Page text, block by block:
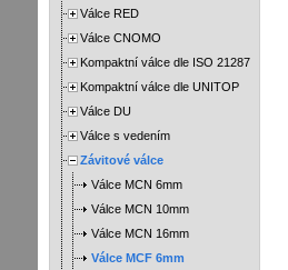
Válce RED
Válce CNOMO
Kompaktní válce dle ISO 21287
Kompaktní válce dle UNITOP
Válce DU
Válce s vedením
Závitové válce
Válce MCN 6mm
Válce MCN 10mm
Válce MCN 16mm
Válce MCF 6mm